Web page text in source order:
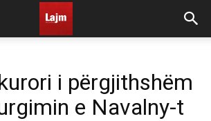
i përgjithshëm
e Navalny-t